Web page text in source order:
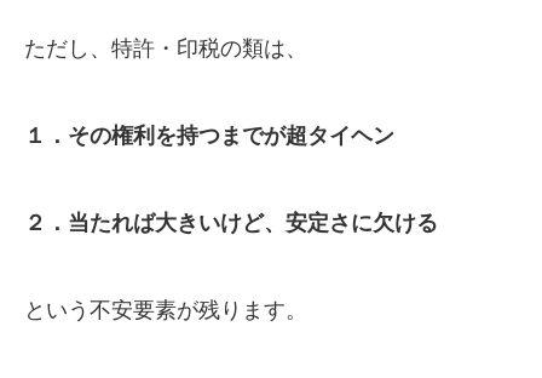
ただし、特許・印税の類は、
１．その権利を持つまでが超タイヘン
２．当たれば大きいけど、安定さに欠ける
という不安要素が残ります。